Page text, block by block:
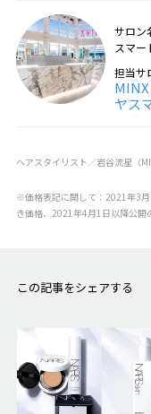
サロン
スマー
担当サ
ヤス
ヘアスタイリスト／岩谷流星（
※価格表記に関して：2021年3
き価格、2021年4月1日以降公開
この記事をシェアする